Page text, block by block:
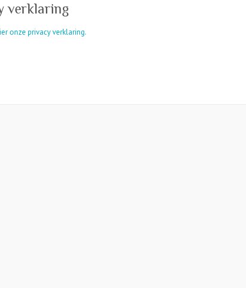
verklaring
onze privacy verklaring.